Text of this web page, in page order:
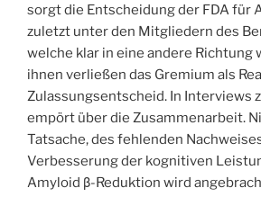
sorgt die Entscheidung der FDA für
zuletzt unter den Mitgliedern des
welche klar in eine andere Richtung
ihnen verließen das Gremium als
Zulassungsentscheid. In Interviews
empört über die Zusammenarbeit.
Tatsache, des fehlenden
Verbesserung der kognitiven
Amyloid β-Reduktion wird